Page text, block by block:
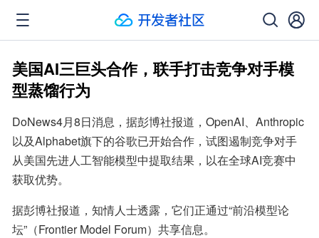
美国AI三巨头合作，联手打击竞争对手模
型蒸馏行为
DoNews4月8日消息，据彭博社报道，OpenAI、Anthropic
以及Alphabet旗下的谷歌已开始合作，试图遏制竞争对手
从美国先进人工智能模型中提取结果，以在全球AI竞赛中
获取优势。
据彭博社报道，知情人士透露，它们正通过“前沿模型论
坛”（Frontier Model Forum）共享信息。